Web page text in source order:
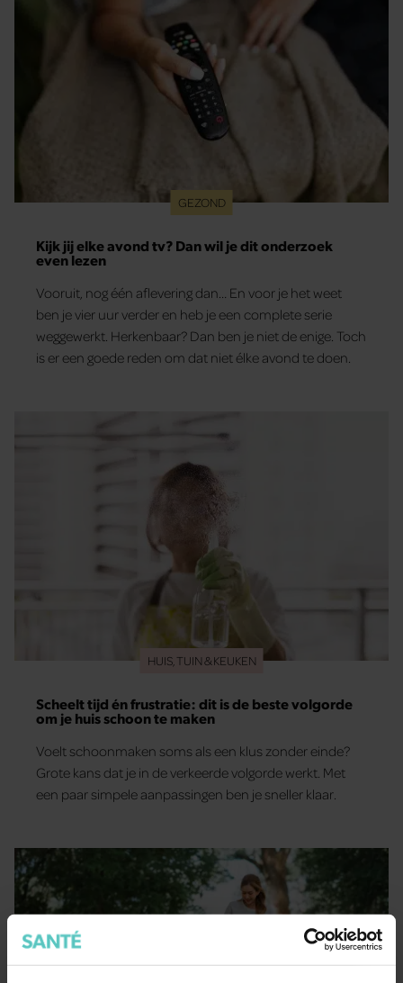
GEZOND
Kijk jij elke avond tv? Dan wil je dit onderzoek
even lezen
Vooruit, nog één aflevering dan… En voor je het weet
ben je vier uur verder en heb je een complete serie
weggewerkt. Herkenbaar? Dan ben je niet de enige. Toch
is er een goede reden om dat niet élke avond te doen.
HUIS, TUIN & KEUKEN
Scheelt tijd én frustratie: dit is de beste volgorde
om je huis schoon te maken
Voelt schoonmaken soms als een klus zonder einde?
Grote kans dat je in de verkeerde volgorde werkt. Met
een paar simpele aanpassingen ben je sneller klaar.